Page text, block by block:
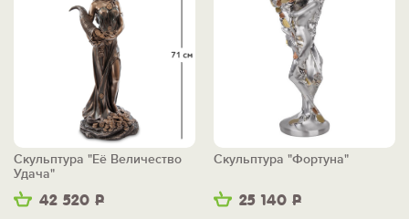
42 520 Р
Скульптура "Её Величество
Удача"
25 140 Р
Скульптура "Фортуна"